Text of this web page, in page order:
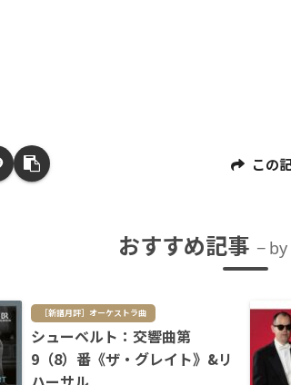
この
おすすめ記事
［新譜月評］オーケストラ曲
シューベルト：交響曲第
9（8）番《ザ・グレイト》&リ